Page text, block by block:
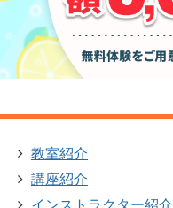
教室紹介
講座紹介